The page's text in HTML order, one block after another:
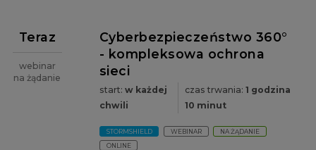
Teraz
webinar
na żądanie
Cyberbezpieczeństwo 360°
- kompleksowa ochrona
sieci
start: w każdej
chwili
czas trwania: 1 godzina
10 minut
STORMSHIELD WEBINAR
NA ŻĄDANIE
ONLINE